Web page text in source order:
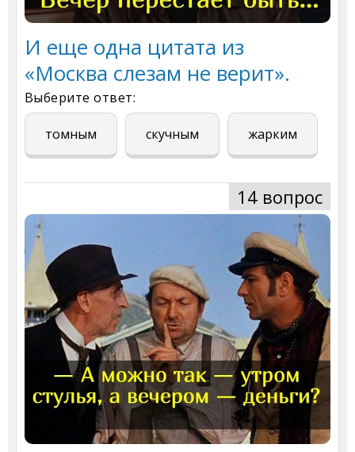
И еще одна цитата из
«Москва слезам не верит».
Выберите ответ:
томным скучным жарким
14 вопрос